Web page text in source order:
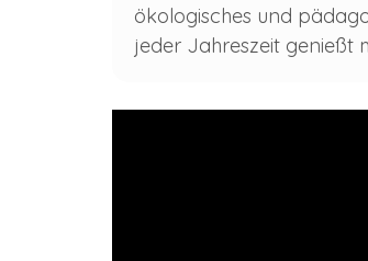
ökologisches und
jeder Jahreszeit genießt